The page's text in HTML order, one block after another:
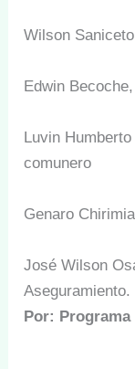
Wilson
Edwin
Luvin
comunero
Genaro
José Wilson
Aseguramiento.
Por: Programa